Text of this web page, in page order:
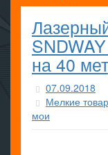
на 40
07.09.2018
Мелкие
мои